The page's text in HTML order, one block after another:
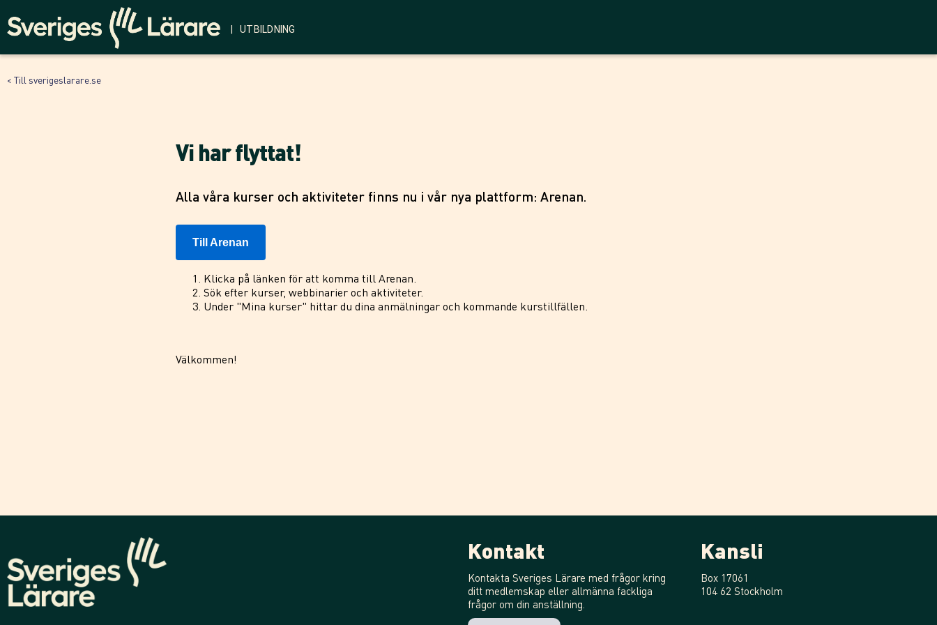
| UTBILDNING
< Till sverigeslarare.se
Vi har flyttat!
Alla våra kurser och aktiviteter finns nu i vår nya plattform: Arenan.
Till Arenan
Klicka på länken för att komma till Arenan.
Sök efter kurser, webbinarier och aktiviteter.
Under "Mina kurser" hittar du dina anmälningar och kommande kurstillfällen.
Välkommen!
Kontakt
Kontakta Sveriges Lärare med frågor kring
ditt medlemskap eller allmänna fackliga
frågor om din anställning.
Kansli
Box 17061
104 62 Stockholm